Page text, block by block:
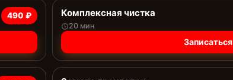
490 ₽ Комплексная чистка
20 мин
Записаться